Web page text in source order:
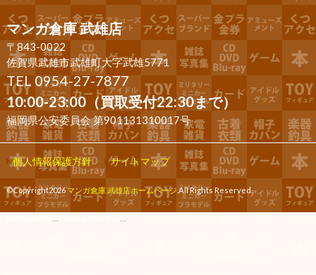
マンガ倉庫 武雄店
〒843-0022
佐賀県武雄市武雄町大字武雄5771
TEL 0954-27-7877
10:00-23:00（買取受付22:30まで）
福岡県公安委員会 第901131310017号
個人情報保護方針 サイトマップ
©Copyright2026マンガ倉庫 武雄店ホームページ .All Rights Reserved.